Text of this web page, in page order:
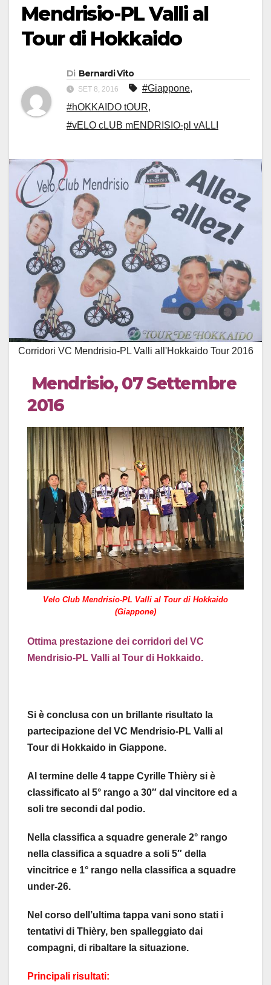
Mendrisio-PL Valli al
Tour di Hokkaido
Di Bernardi Vito
SET 8, 2016 #Giappone,
#hOKKAIDO tOUR,
#vELO cLUB mENDRISIO-pl vALLI
Corridori VC Mendrisio-PL Valli all'Hokkaido Tour 2016
Mendrisio, 07 Settembre
2016
Velo Club Mendrisio-PL Valli al Tour di Hokkaido
(Giappone)
Ottima prestazione dei corridori del VC
Mendrisio-PL Valli al Tour di Hokkaido.
Si è conclusa con un brillante risultato la
partecipazione del VC Mendrisio-PL Valli al
Tour di Hokkaido in Giappone.
Al termine delle 4 tappe Cyrille Thièry si è
classificato al 5° rango a 30″ dal vincitore ed a
soli tre secondi dal podio.
Nella classifica a squadre generale 2° rango
nella classifica a squadre a soli 5″ della
vincitrice e 1° rango nella classifica a squadre
under-26.
Nel corso dell’ultima tappa vani sono stati i
tentativi di Thièry, ben spalleggiato dai
compagni, di ribaltare la situazione.
Principali risultati: